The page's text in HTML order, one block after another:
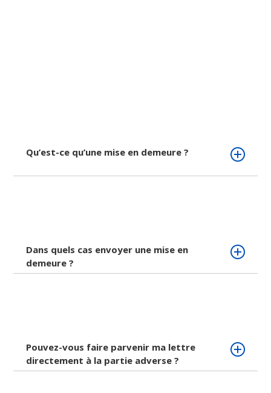
Qu’est-ce qu’une mise en demeure ?
Dans quels cas envoyer une mise en
demeure ?
Pouvez-vous faire parvenir ma lettre
directement à la partie adverse ?